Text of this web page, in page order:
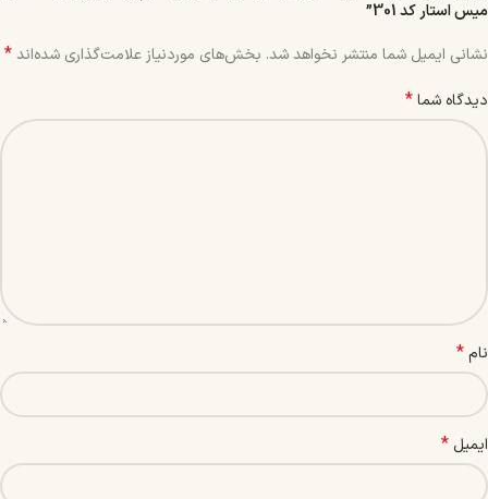
میس استار کد 301”
نشانی ایمیل شما منتشر نخواهد شد. بخش‌های موردنیاز علامت‌گذاری شده‌اند*
دیدگاه شما*
نام*
ایمیل *